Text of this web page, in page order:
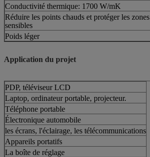
Conductivité thermique: 1700 W/mK
Réduire les points chauds et protéger les zones
sensibles
Poids léger
Facilité de fabrication pour une production en
grande quantité
Application du projet
PDP, téléviseur LCD
Laptop, ordinateur portable, projecteur.
Téléphone portable
Électronique automobile
les écrans, l'éclairage, les télécommunications
Appareils portatifs
La boîte de réglage